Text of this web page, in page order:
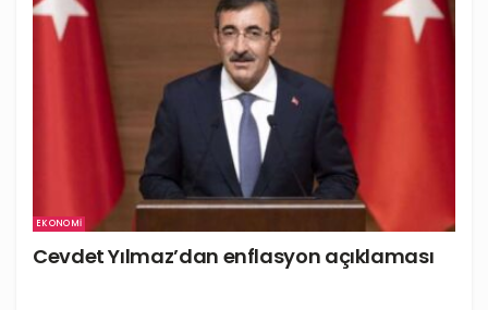
EKONOMI
Cevdet Yılmaz’dan enflasyon açıklaması